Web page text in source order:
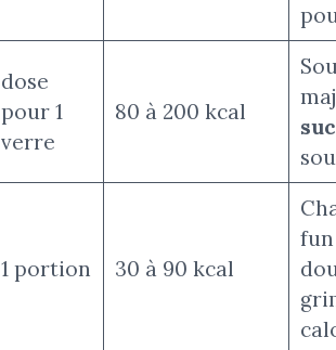
dose
pour 1
verre
80 à 200 kcal
1 portion 30 à 90 kcal